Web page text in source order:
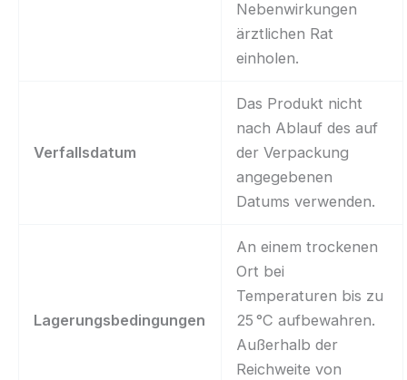
Nebenwirkungen
ärztlichen Rat
einholen.
Verfallsdatum
Das Produkt nicht
nach Ablauf des auf
der Verpackung
angegebenen
Datums verwenden.
Lagerungsbedingungen
An einem trockenen
Ort bei
Temperaturen bis zu
25 °C aufbewahren.
Außerhalb der
Reichweite von